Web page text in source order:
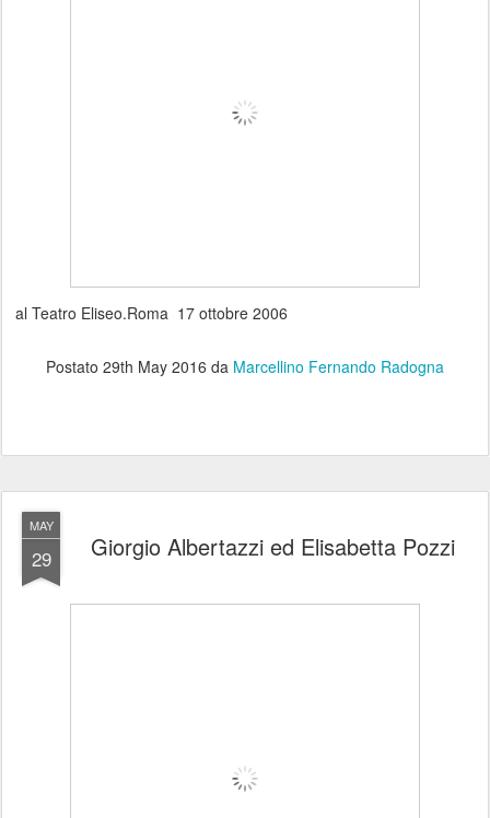
al Teatro Eliseo.Roma 17 ottobre 2006
Postato 29th May 2016 da Marcellino Fernando Radogna
MAY
29 Giorgio Albertazzi ed Elisabetta Pozzi